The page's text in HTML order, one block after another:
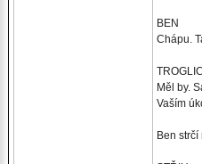
BEN
Chápu.
Měl by.
Vaším
Ben